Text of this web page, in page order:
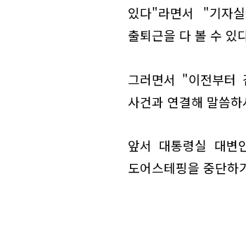
있다"라면서 "기자
출퇴근을 다 볼 수 있
그러면서 "이전부터
사건과 연결해 말씀
앞서 대통령실 대
도어스테핑을 중단하